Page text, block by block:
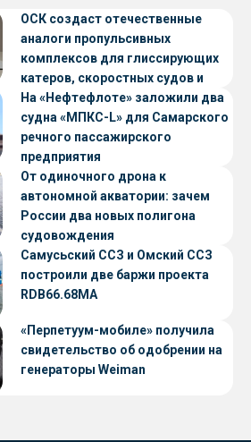
ОСК создаст отечественные
аналоги пропульсивных
комплексов для глиссирующих
катеров, скоростных судов и
судов с малой осадкой
На «Нефтефлоте» заложили два
судна «МПКС-L» для Самарского
речного пассажирского
предприятия
От одиночного дрона к
автономной акватории: зачем
России два новых полигона
судовождения
Самусьский ССЗ и Омский ССЗ
построили две баржи проекта
RDB66.68МА
«Перпетуум-мобиле» получила
свидетельство об одобрении на
генераторы Weiman